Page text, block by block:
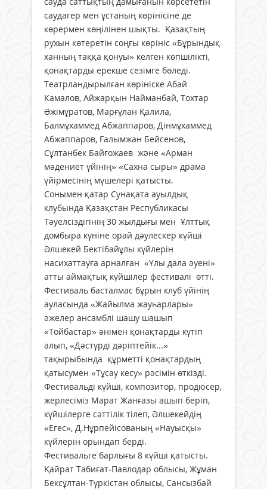
саудагер мен ұстаның көрінісіне де
көрермен көңілінен шықты. Қазақтың
рухын көтеретін соңғы көрініс «Бұрындық
ханның таққа қонуы» келген көпшілікті,
қонақтарды ерекше сезімге бөледі.
Театрландырылған көрініске Абай
Камалов, Айжарқын Найманбай, Тохтар
Әжімұратов, Марғұлан Қалила,
Балмұхаммед Абжаппаров, Дінмұхаммед
Абжаппаров, Ғалымжан Бейсенов,
Сұлтанбек Байғожаев және «Арман
мәдениет үйінің» «Сахна сыры» драма
үйірмесінің мүшелері қатысты.
Сонымен қатар Сунақата ауылдық
клубында Қазақстан Республикасы
Тәуелсіздігінің 30 жылдығы мен Ұлттық
домбыра күніне орай дәулескер күйші
Әлшекей Бектібайұлы күйлерін
насихаттауға арналған «Ұлы дала әуені»
атты аймақтық күйшілер фестивалі өтті.
Фестиваль басталмас бұрын клуб үйінің
ауласында «Жайылма жауһарлары»
әжелер ансамблі шашу шашып
«Тойбастар» әнімен қонақтарды күтіп
алып, «Дәстүрді дәріптейік...»
тақырыбында құрметті қонақтардың
қатысумен «Тұсау кесу» рәсімін өткізді.
Фестивальді күйші, композитор, продюсер,
жерлесіміз Марат Жанғазы ашып беріп,
күйшілерге сәттілік тілеп, Әлшекейдің
«Егес», Д.Нұрпейісованың «Науысқы»
күйлерін орындап берді.
Фестивальге барлығы 8 күйші қатысты.
Қайрат Табиғат-Павлодар облысы, Жұман
Бексұлтан-Түркістан облысы, Сансызбай